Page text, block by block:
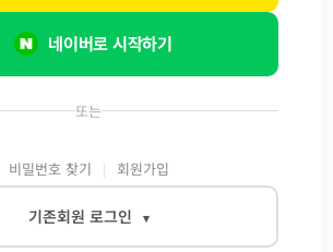
또는
비밀번호 찾기 회원가입
기존회원 로그인 ▾
네이버로 시작하기